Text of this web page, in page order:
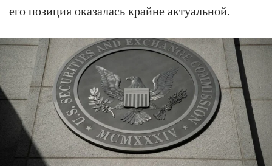
его позиция оказалась крайне актуальной.